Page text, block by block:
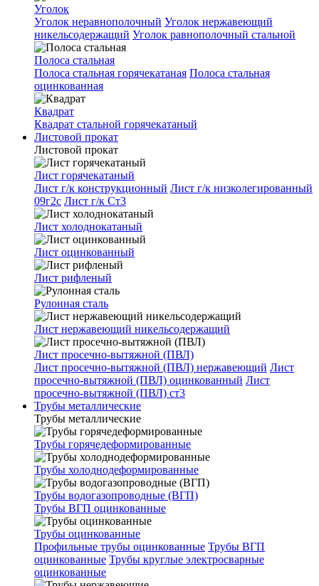
Уголок
Уголок неравнополочный Уголок нержавеющий
никельсодержащий Уголок равнополочный стальной
Полоса стальная
Полоса стальная горячекатаная Полоса стальная
оцинкованная
Квадрат
Квадрат стальной горячекатаный
Листовой прокат
Листовой прокат
Лист горячекатаный
Лист г/к конструкционный Лист г/к низколегированный
09г2с Лист г/к Ст3
Лист холоднокатаный
Лист оцинкованный
Лист рифленый
Рулонная сталь
Лист нержавеющий никельсодержащий
Лист просечно-вытяжной (ПВЛ)
Лист просечно-вытяжной (ПВЛ) нержавеющий Лист
просечно-вытяжной (ПВЛ) оцинкованный Лист
просечно-вытяжной (ПВЛ) ст3
Трубы металлические
Трубы металлические
Трубы горячедеформированные
Трубы холоднодеформированные
Трубы водогазопроводные (ВГП)
Трубы ВГП оцинкованные
Трубы оцинкованные
Профильные трубы оцинкованные Трубы ВГП
оцинкованные Трубы круглые электросварные
оцинкованные